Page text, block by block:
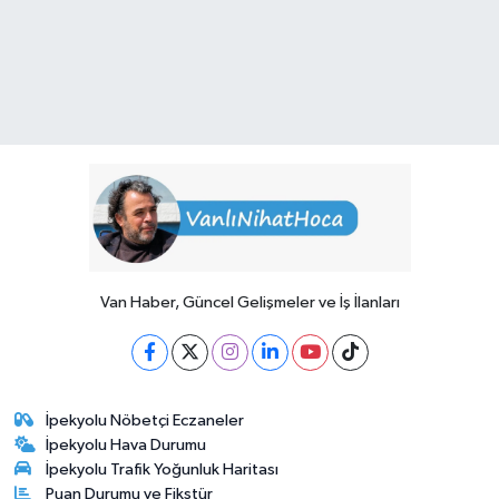
Van Haber, Güncel Gelişmeler ve İş İlanları
İpekyolu Nöbetçi Eczaneler
İpekyolu Hava Durumu
İpekyolu Trafik Yoğunluk Haritası
Puan Durumu ve Fikstür